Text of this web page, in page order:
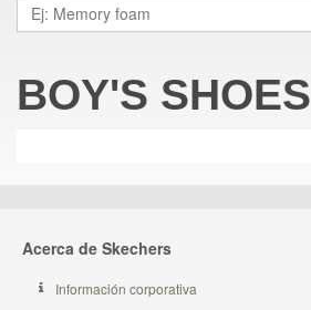
BOY'S SHOES
Acerca de Skechers
Información corporativa